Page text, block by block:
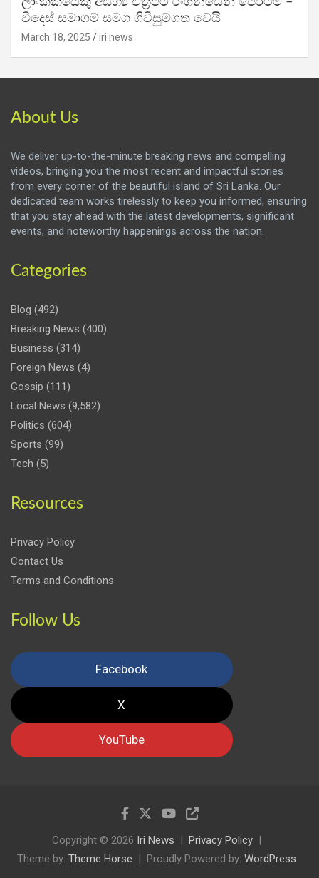
විදෙස් සමාගම් සමග ගිවිසුම්ගත වෙයි
March 18, 2025 iri news
About Us
We deliver up-to-the-minute breaking news and compelling
videos, bringing you the most recent and impactful stories
from every corner of the beautiful island of Sri Lanka. Our
dedicated team works tirelessly to keep you informed, ensuring
that you stay ahead with the latest developments, significant
events, and noteworthy happenings across the nation.
Categories
Blog (492)
Breaking News (400)
Business (314)
Foreign News (4)
Gossip (111)
Local News (9,582)
Politics (604)
Sports (99)
Tech (5)
Resources
Privacy Policy
Contact Us
Terms and Conditions
Follow Us
Facebook
X
YouTube
Copyright © 2026 Iri News
Privacy Policy
Theme by: Theme Horse Proudly Powered by: WordPress